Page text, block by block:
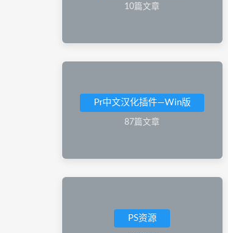
10篇文章
Pr中文汉化插件—Win版
87篇文章
PS资源